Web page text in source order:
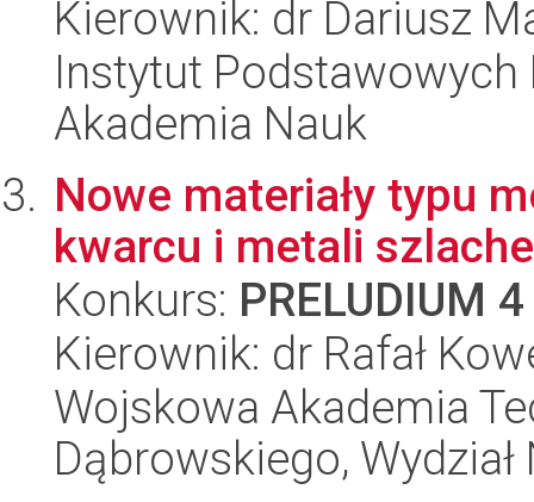
Kierownik: dr Dariusz
Instytut
Akademia Nauk
Nowe materiały typu
kwarcu i metali
Konkurs: PRELUDIUM 4
Kierownik: dr Rafał
Wojskowa Akademia
Dąbrowskiego,